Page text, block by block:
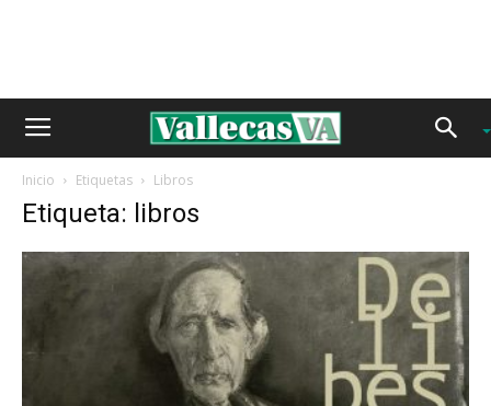
Inicio Etiquetas Libros
Etiqueta: libros